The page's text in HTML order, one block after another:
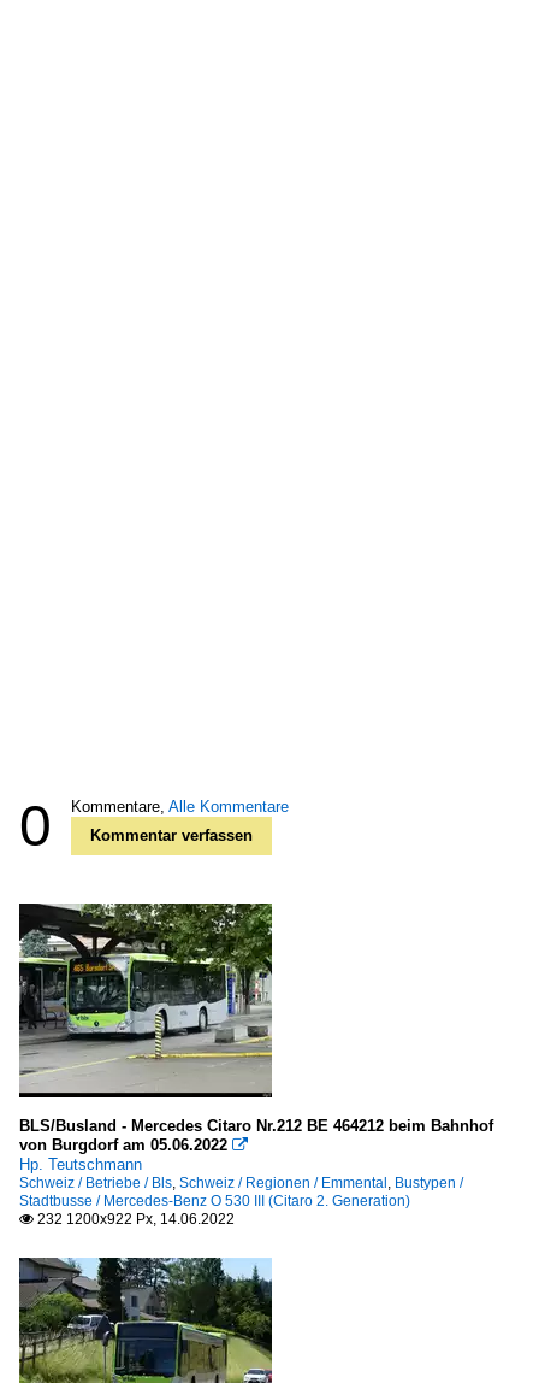
0 Kommentare, Alle Kommentare
Kommentar verfassen
BLS/Busland - Mercedes Citaro Nr.212 BE 464212 beim Bahnhof
von Burgdorf am 05.06.2022 
Hp. Teutschmann
Schweiz / Betriebe / Bls, Schweiz / Regionen / Emmental , Bustypen /
Stadtbusse / Mercedes-Benz O 530 III (Citaro 2. Generation)
 232 1200x922 Px, 14.06.2022